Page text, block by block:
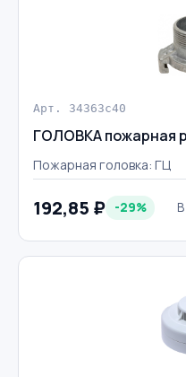
Арт. 34363c40
ГОЛОВКА пожарная
Пожарная головка: ГЦ
192,85 ₽ -29%